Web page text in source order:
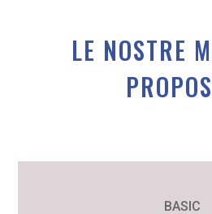
LE NOSTRE
BASIC